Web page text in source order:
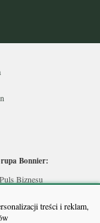
treści i reklam,
Bonnier:
Puls Biznesu
Medycyny